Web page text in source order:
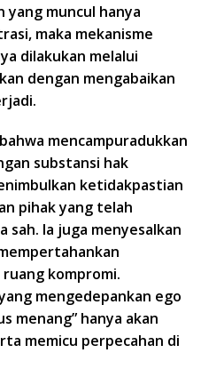
yang muncul hanya
maka mekanisme
dilakukan melalui
dengan mengabaikan
mencampuradukkan
substansi hak
ketidakpastian
pihak yang telah
sah. Ia juga menyesalkan
kompromi.
mengedepankan ego
menang” hanya akan
memicu perpecahan di